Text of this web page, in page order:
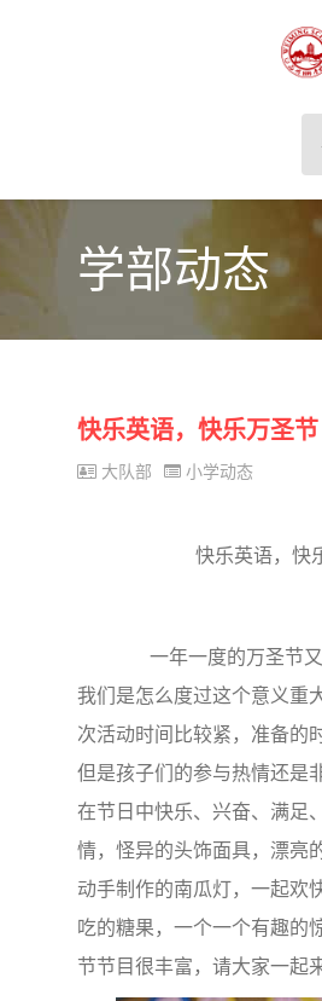
学部动态
快乐英语，快乐万圣节
大队部 小学动态
快乐英语，快
一年一度的万圣节又
我们是怎么度过这个意义重
次活动时间比较紧，准备的
但是孩子们的参与热情还是
在节日中快乐、兴奋、满足
情，怪异的头饰面具，漂亮
动手制作的南瓜灯，一起欢
吃的糖果，一个一个有趣的
节节目很丰富，请大家一起